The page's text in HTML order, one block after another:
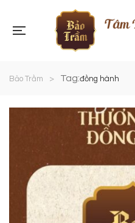
Bảo Trầm > Tag:đồng hành